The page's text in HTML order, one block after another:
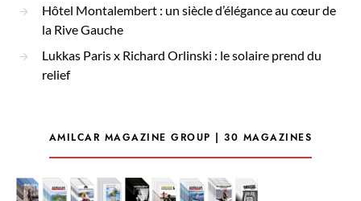
Hôtel Montalembert : un siècle d’élégance au cœur de
la Rive Gauche
Lukkas Paris x Richard Orlinski : le solaire prend du
relief
AMILCAR MAGAZINE GROUP | 30 MAGAZINES